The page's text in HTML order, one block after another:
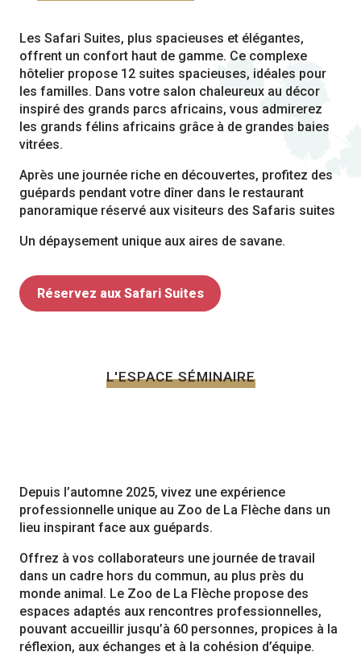
Les Safari Suites, plus spacieuses et élégantes,
offrent un confort haut de gamme. Ce complexe
hôtelier propose 12 suites spacieuses, idéales pour
les familles. Dans votre salon chaleureux au décor
inspiré des grands parcs africains, vous admirerez
les grands félins africains grâce à de grandes baies
vitrées.
Après une journée riche en découvertes, profitez des
guépards pendant votre dîner dans le restaurant
panoramique réservé aux visiteurs des Safaris suites
Un dépaysement unique aux aires de savane.
Réservez aux Safari Suites
L'ESPACE SÉMINAIRE
Depuis l’automne 2025, vivez une expérience
professionnelle unique au Zoo de La Flèche dans un
lieu inspirant face aux guépards.
Offrez à vos collaborateurs une journée de travail
dans un cadre hors du commun, au plus près du
monde animal. Le Zoo de La Flèche propose des
espaces adaptés aux rencontres professionnelles,
pouvant accueillir jusqu’à 60 personnes, propices à la
réflexion, aux échanges et à la cohésion d’équipe.